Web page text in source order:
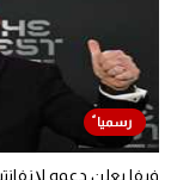
فيفا يعلن دعمه